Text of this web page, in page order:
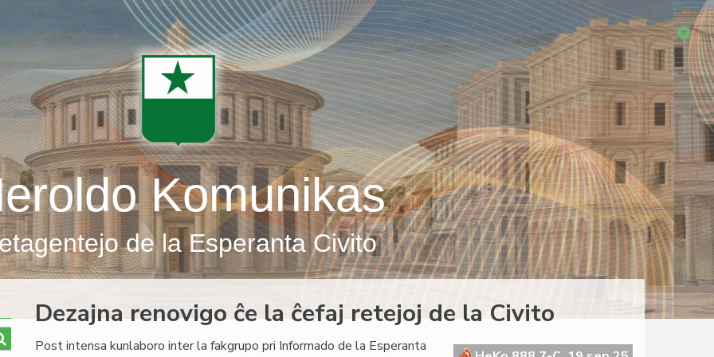
Komunikas
de la Esperanta Civito
Dezajna renovigo ĉe la ĉefaj retejoj de la Civito
Post intensa kunlaboro inter la fakgrupo pri Informado de la Esperanta